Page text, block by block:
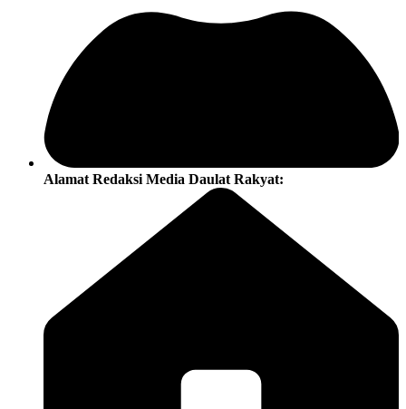
Alamat Redaksi Media Daulat Rakyat: